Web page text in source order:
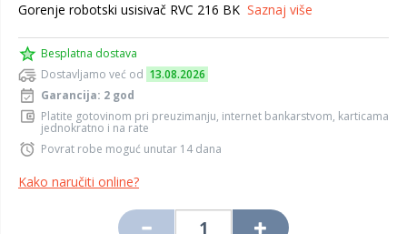
Gorenje robotski usisivač RVC 216 BK Saznaj više
Besplatna dostava
Dostavljamo već od 13.08.2026
Garancija: 2 god
Platite gotovinom pri preuzimanju, internet bankarstvom, karticama
jednokratno i na rate
Povrat robe moguć unutar 14 dana
Kako naručiti online?